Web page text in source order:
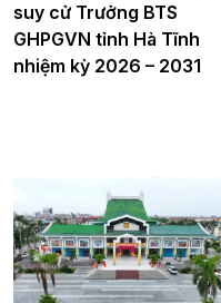
suy cử Trưởng BTS
GHPGVN tỉnh Hà Tĩnh
nhiệm kỳ 2026 – 2031